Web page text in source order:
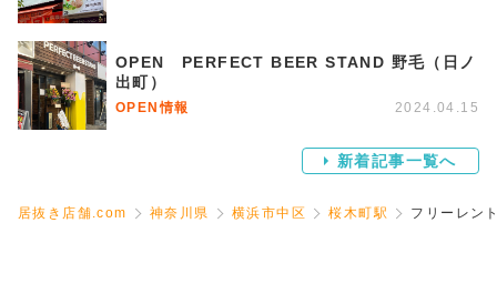
OPEN PERFECT BEER STAND 野毛（日ノ
出町）
OPEN情報 2024.04.15
新着記事一覧へ
居抜き店舗.com 神奈川県 横浜市中区 桜木町駅 フリーレン